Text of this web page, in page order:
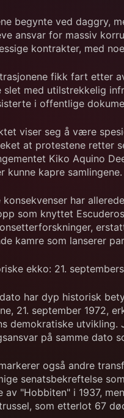
begynte ved daggry,
ansvar for massiv
kontrakter, med
fikk fart etter
slet med utilstrekkelig
i offentlige
viser seg å være
at protestene retter
Kiko Aquino
kunne kapre samlingene.
konsekvenser har
som knyttet
kamre som lanserer
ekko: 21.
har dyp historisk
21. september 1972,
demokratiske
på samme dato
også andre
senatsbekreftelse
av "Hobbiten" i 1937,
som etterlot 67